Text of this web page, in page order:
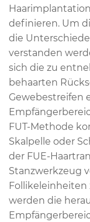
definieren. Um
die
verstanden
sich die zu
behaarten
Gewebestreifen
FUT-Methode
Skalpelle oder
der FUE-
Stanzwerkzeug
Follikeleinheiten
werden die